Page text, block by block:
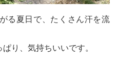
る夏日で、たくさん汗を流
り、気持ちいいです。